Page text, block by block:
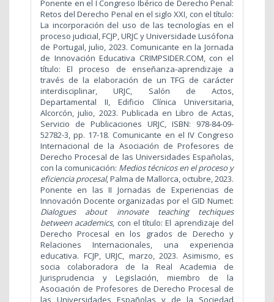
Ponente en el I Congreso Ibérico de Derecho Penal:
Retos del Derecho Penal en el siglo XXI, con el título:
La incorporación del uso de las tecnologías en el
proceso judicial, FCJP, URJC y Universidade Lusófona
de Portugal, julio, 2023. Comunicante en la Jornada
de Innovación Educativa CRIMPSIDER.COM, con el
título: El proceso de enseñanza-aprendizaje a
través de la elaboración de un TFG de carácter
interdisciplinar, URJC, Salón de Actos,
Departamental II, Edificio Clínica Universitaria,
Alcorcón, julio, 2023. Publicada en Libro de Actas,
Servicio de Publicaciones URJC, ISBN: 978-84-09-
52782-3, pp. 17-18. Comunicante en el IV Congreso
Internacional de la Asociación de Profesores de
Derecho Procesal de las Universidades Españolas,
con la comunicación: Medios técnicos en el proceso y
eficiencia procesal, Palma de Mallorca, octubre, 2023.
Ponente en las II Jornadas de Experiencias de
Innovación Docente organizadas por el GID Numet:
Dialogues about innovate teaching techiques
between academics, con el título: El aprendizaje del
Derecho Procesal en los grados de Derecho y
Relaciones Internacionales, una experiencia
educativa. FCJP, URJC, marzo, 2023. Asimismo, es
socia colaboradora de la Real Academia de
Jurisprudencia y Legislación, miembro de la
Asociación de Profesores de Derecho Procesal de
las Universidades Españolas y de la Sociedad